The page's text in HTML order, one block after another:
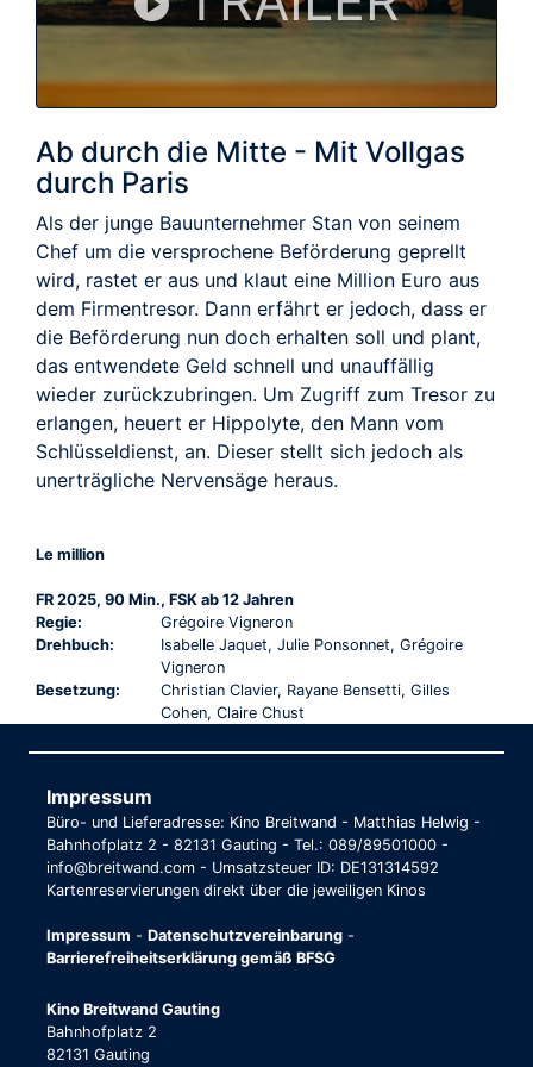
Ab durch die Mitte - Mit Vollgas
durch Paris
Als der junge Bauunternehmer Stan von seinem
Chef um die versprochene Beförderung geprellt
wird, rastet er aus und klaut eine Million Euro aus
dem Firmentresor. Dann erfährt er jedoch, dass er
die Beförderung nun doch erhalten soll und plant,
das entwendete Geld schnell und unauffällig
wieder zurückzubringen. Um Zugriff zum Tresor zu
erlangen, heuert er Hippolyte, den Mann vom
Schlüsseldienst, an. Dieser stellt sich jedoch als
unerträgliche Nervensäge heraus.
Le million
FR 2025, 90 Min., FSK ab 12 Jahren
Regie:
Grégoire Vigneron
Drehbuch:
Isabelle Jaquet, Julie Ponsonnet, Grégoire
Vigneron
Besetzung:
Christian Clavier, Rayane Bensetti, Gilles
Cohen, Claire Chust
Impressum
Büro- und Lieferadresse: Kino Breitwand - Matthias Helwig -
Bahnhofplatz 2 - 82131 Gauting - Tel.: 089/89501000 -
info@breitwand.com - Umsatzsteuer ID: DE131314592
Kartenreservierungen direkt über die jeweiligen Kinos
Impressum - Datenschutzvereinbarung -
Barrierefreiheitserklärung gemäß BFSG
Kino Breitwand Gauting
Bahnhofplatz 2
82131 Gauting